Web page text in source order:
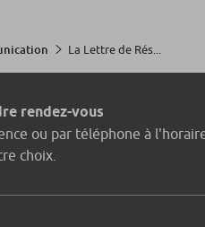
La Lettre de Rés...
rendez-vous
ou par téléphone à
choix.